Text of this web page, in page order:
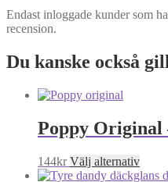
Endast inloggade kunder som
recension.
Du kanske också
Poppy Original
144kr Välj alternativDen
här